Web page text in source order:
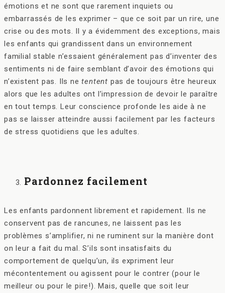
émotions et ne sont que rarement inquiets ou
embarrassés de les exprimer – que ce soit par un rire, une
crise ou des mots. Il y a évidemment des exceptions, mais
les enfants qui grandissent dans un environnement
familial stable n’essaient généralement pas d’inventer des
sentiments ni de faire semblant d’avoir des émotions qui
n’existent pas. Ils netentent pas de toujours être heureux
alors que les adultes ont l’impression de devoir le paraître
en tout temps. Leur conscience profonde les aide à ne
pas se laisser atteindre aussi facilement par les facteurs
de stress quotidiens que les adultes.
Pardonnez facilement
Les enfants pardonnent librement et rapidement. Ils ne
conservent pas de rancunes, ne laissent pas les
problèmes s’amplifier, ni ne ruminent sur la manière dont
on leur a fait du mal. S’ils sont insatisfaits du
comportement de quelqu’un, ils expriment leur
mécontentement ou agissent pour le contrer (pour le
meilleur ou pour le pire!). Mais, quelle que soit leur